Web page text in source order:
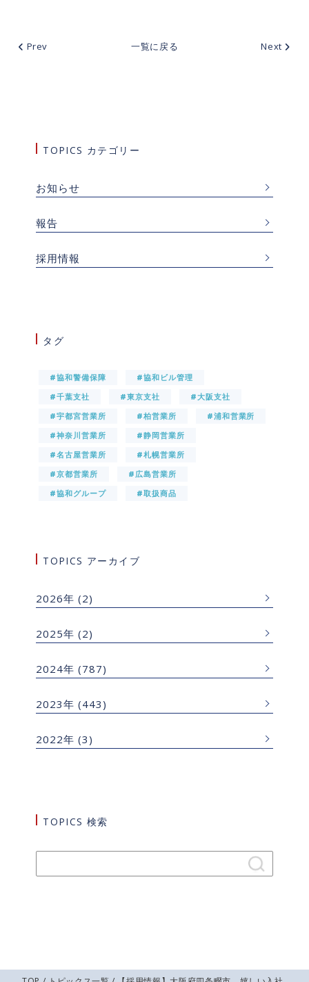
TOPICS カテゴリー
お知らせ
報告
採用情報
タグ
#協和警備保障
#協和ビル管理
#千葉支社
#東京支社
#大阪支社
#宇都宮営業所
#柏営業所
#浦和営業所
#神奈川営業所
#静岡営業所
#名古屋営業所
#札幌営業所
#京都営業所
#広島営業所
#協和グループ
#取扱商品
TOPICS アーカイブ
2026年 (2)
2025年 (2)
2024年 (787)
2023年 (443)
2022年 (3)
TOPICS 検索
Prev 一覧に戻る Next